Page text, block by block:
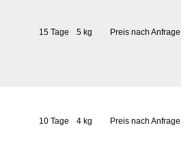
15 Tage 5 kg Preis nach Anfrage
10 Tage 4 kg Preis nach Anfrage